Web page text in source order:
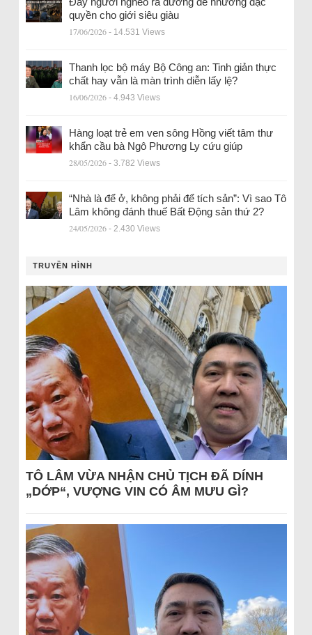
quyền cho giới siêu giàu
17/06/2026 - 14.531 Views
Thanh lọc bộ máy Bộ Công an: Tinh giản thực
chất hay vẫn là màn trình diễn lấy lệ?
16/06/2026 - 4.943 Views
Hàng loạt trẻ em ven sông Hồng viết tâm thư
khẩn cầu bà Ngô Phương Ly cứu giúp
28/05/2026 - 3.782 Views
“Nhà là để ở, không phải để tích sản”: Vì sao Tô
Lâm không đánh thuế Bất Động sản thứ 2?
24/05/2026 - 2.430 Views
TRUYỀN HÌNH
TÔ LÂM VỪA NHẬN CHỦ TỊCH ĐÃ DÍNH
„DỚP“, VƯỢNG VIN CÓ ÂM MƯU GÌ?